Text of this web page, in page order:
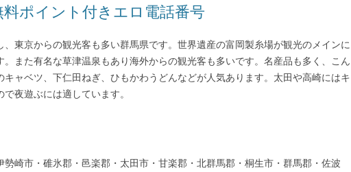
ポイント付きエロ電話番号
、東京からの観光客も多い群馬県です。世界遺産の富岡製糸場が観光のメインに
。また有名な草津温泉もあり海外からの観光客も多いです。名産品も多く、こん
キャベツ、下仁田ねぎ、ひもかわうどんなどが人気あります。太田や高崎にはキ
夜遊ぶには適しています。
勢崎市・碓氷郡・邑楽郡・太田市・甘楽郡・北群馬郡・桐生市・群馬郡・佐波